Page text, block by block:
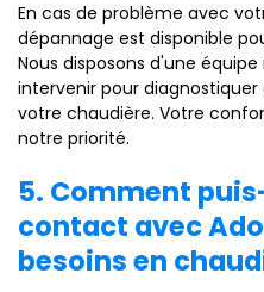
En cas de problème avec
dépannage est disponible
Nous disposons d'une
intervenir pour
votre chaudière. Votre
notre priorité.
5. Comment
contact avec
besoins en